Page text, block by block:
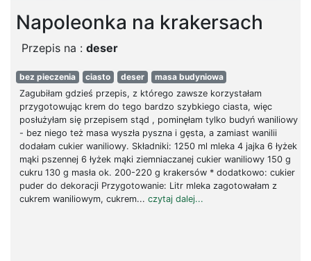
Napoleonka na krakersach
Przepis na : deser
bez pieczenia ciasto deser
masa budyniowa
Zagubiłam gdzieś przepis, z którego zawsze korzystałam
przygotowując krem do tego bardzo szybkiego ciasta, więc
posłużyłam się przepisem stąd , pominęłam tylko budyń waniliowy
- bez niego też masa wyszła pyszna i gęsta, a zamiast wanilii
dodałam cukier waniliowy. Składniki: 1250 ml mleka 4 jajka 6 łyżek
mąki pszennej 6 łyżek mąki ziemniaczanej cukier waniliowy 150 g
cukru 130 g masła ok. 200-220 g krakersów * dodatkowo: cukier
puder do dekoracji Przygotowanie: Litr mleka zagotowałam z
cukrem waniliowym, cukrem... czytaj dalej...